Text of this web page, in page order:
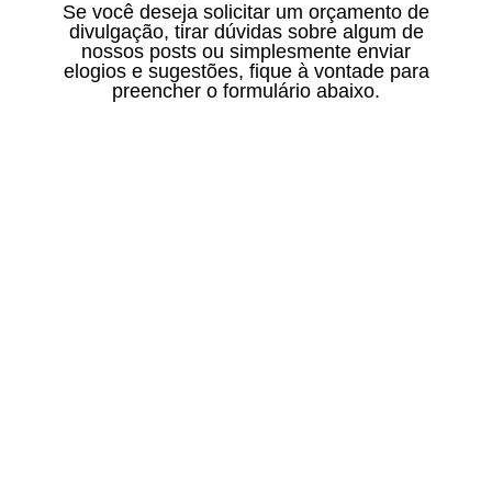
Se você deseja solicitar um orçamento de
divulgação, tirar dúvidas sobre algum de
nossos posts ou simplesmente enviar
elogios e sugestões, fique à vontade para
preencher o formulário abaixo.